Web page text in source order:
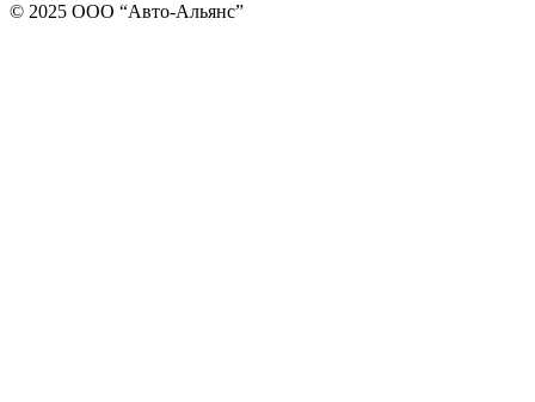
© 2025 ООО “Авто-Альянс”